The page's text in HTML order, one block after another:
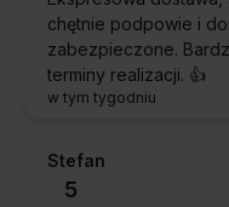
chętnie podpowie i
zabezpieczone.
terminy realizacji. 👍️
w tym tygodniu
Stefan
5